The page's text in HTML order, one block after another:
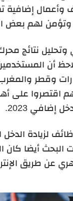
وأعمال إضافية
وتؤمن لهم بعض
نتائج
أن
وقطر
اقتصروا على
إضافي 2023.
البحث أيضا كان
عن طريق